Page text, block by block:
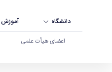
دانشگاه آموزش
اعضای هیأت علمی